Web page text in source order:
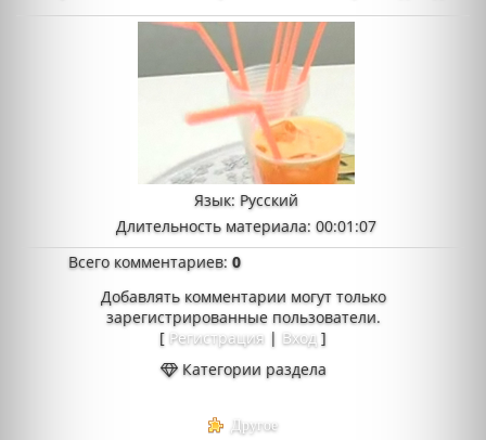
Язык: Русский
Длительность материала: 00:01:07
Всего комментариев:0
Добавлять комментарии могут только
зарегистрированные пользователи.
[ Регистрация | Вход ]
Категории раздела
Другое